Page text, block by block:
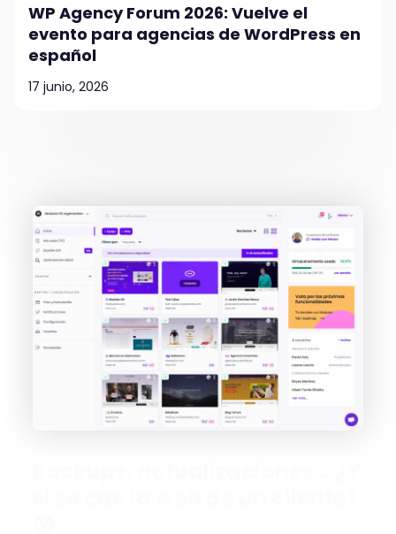
WP Agency Forum 2026: Vuelve el
evento para agencias de WordPress en
español
17 junio, 2026